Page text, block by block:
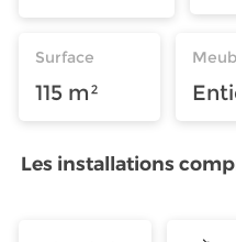
Surface
115 m²
Les installations